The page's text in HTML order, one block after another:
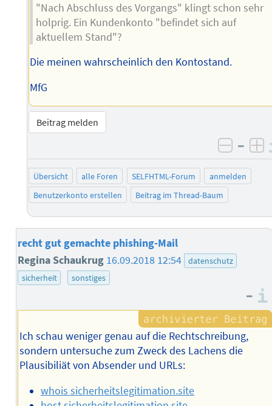
"Nach Abschluss des Vorgangs" klingt schon sehr
holprig. Ein Kundenkonto "befindet sich auf
aktuellem Stand"?
Die meinen wahrscheinlich den Kontostand.
MfG
Beitrag melden
–
Übersicht alle Foren SELFHTML-Forum
anmelden
Benutzerkonto erstellen
Beitrag im Thread-Baum
recht gut gemachte phishing-Mail
Regina Schaukrug 16.09.2018 12:54
datenschutz
sicherheit
sonstiges
–
Ich schau weniger genau auf die Rechtschreibung,
sondern untersuche zum Zweck des Lachens die
Plausibiliät von Absender und URLs:
whois sicherheitslegitimation.site